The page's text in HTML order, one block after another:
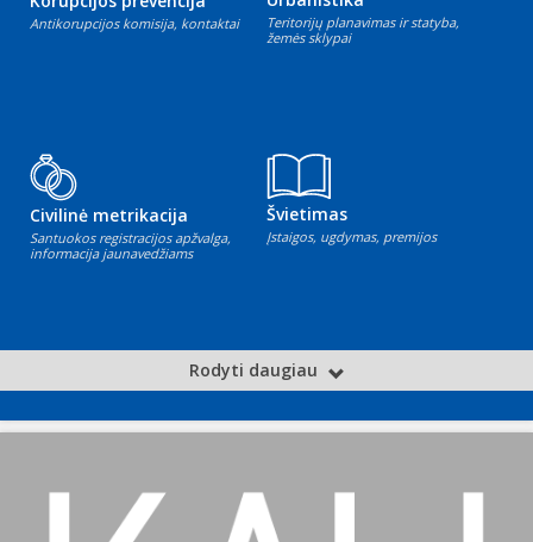
Antikorupcijos komisija, kontaktai
Teritorijų planavimas ir statyba,
žemės sklypai
Civilinė metrikacija
Santuokos registracijos apžvalga,
informacija jaunavedžiams
Švietimas
Įstaigos, ugdymas, premijos
Rodyti daugiau